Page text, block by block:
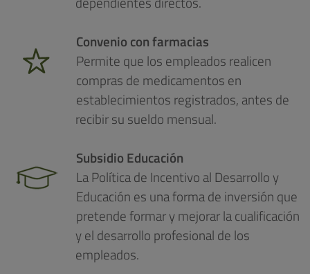
Convenio con farmacias
Permite que los empleados realicen
compras de medicamentos en
establecimientos registrados, antes de
recibir su sueldo mensual.
Subsidio Educación
La Política de Incentivo al Desarrollo y
Educación es una forma de inversión que
pretende formar y mejorar la cualificación
y el desarrollo profesional de los
empleados.